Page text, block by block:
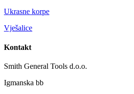
Ukrasne korpe
Vješalice
Kontakt
Smith General Tools d.o.o.
Igmanska bb